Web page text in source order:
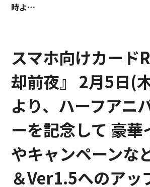
時よ…
スマホ向けカード
却前夜』 2月5日(
より、ハーフアニ
ーを記念して 豪華
やキャンペーンな
＆Ver1.5へのアッ